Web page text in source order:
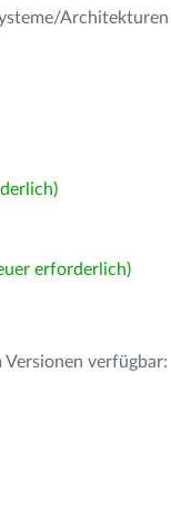
erforderlich)
Versionen verfügbar: